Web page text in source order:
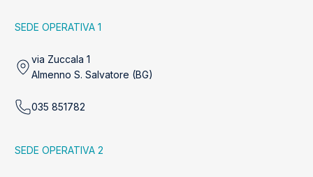
SEDE OPERATIVA 1
via Zuccala 1
Almenno S. Salvatore (BG)
035 851782
SEDE OPERATIVA 2